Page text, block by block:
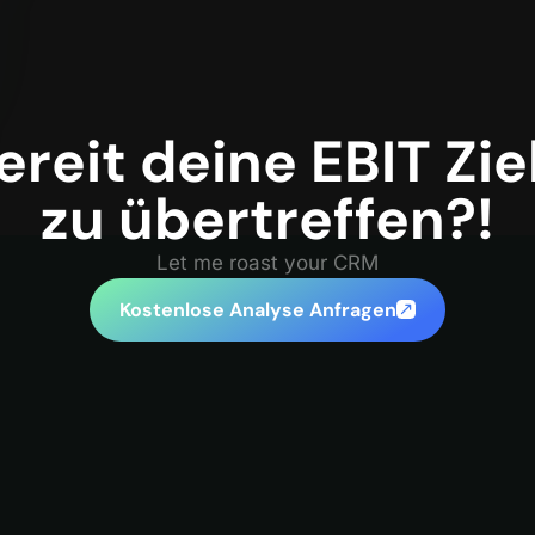
deine EBIT
zu übertreffen?!
Let me roast your CRM
Kostenlose Analyse Anfragen